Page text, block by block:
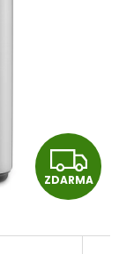
Z
D
A
ZDARMA